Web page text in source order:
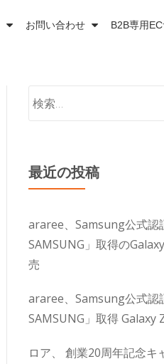
お問い合わせ B2B専用EC
最近の投稿
araree、Samsung公式
SAMSUNG」取得の
売
araree、Samsung公式
SAMSUNG」取得 Galaxy
ロア、 創業20周年記念キ